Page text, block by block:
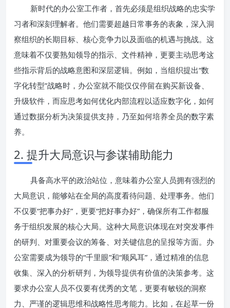
新时代的办公室工作者，首先必须是组织战略的忠实学
习者和深刻理解者。他们需要超越日常事务的表象，深入洞
察组织的长期目标、核心竞争力以及面临的机遇与挑战。这
意味着不仅要熟知领导的指示、文件精神，更要主动思考这
些指示背后的战略意图和深层逻辑。例如，当组织提出“数
字化转型”战略时，办公室就不能仅仅停留在购买新设备、
升级软件，而应思考如何优化内部流程以适应数字化，如何
通过数据分析为决策提供支持，乃至如何培养全员的数字素
养。
2. 提升大局意识与参谋辅助能力
具备高水平的政治站位，意味着办公室人员拥有强烈的
大局意识，能够站在全局的高度看待问题、处理事务。他们
不仅要“把事办好”，更要“把好事办好”，确保所有工作都服
务于组织发展的核心大局。这种大局意识体现在对突发事件
的研判、对重要会议的筹备、对关键信息的呈报等方面。办
公室需要成为领导的“千里眼”和“顺风耳”，通过精准的信息
收集、深入的分析研判，为领导提供有价值的决策参考。这
要求办公室人员不仅要有优秀的文笔，更要有敏锐的洞察
力、严谨的逻辑思维和战略性思考能力。比如，在起草一份